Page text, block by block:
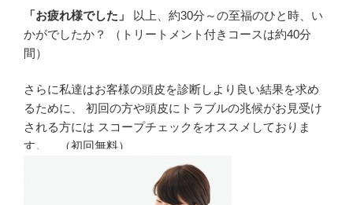
「お疲れ様でした」
以上、約30分～の至福のひと時、い
かがでしたか？ （トリートメント付きコースは約40分
間）
さらに私達はお客様の頭皮を診断しより良い結果を求め
るために、 初回の方や頭皮にトラブルの兆候がお見受け
される方には スコープチェックをオススメしておりま
す。 （初回無料）